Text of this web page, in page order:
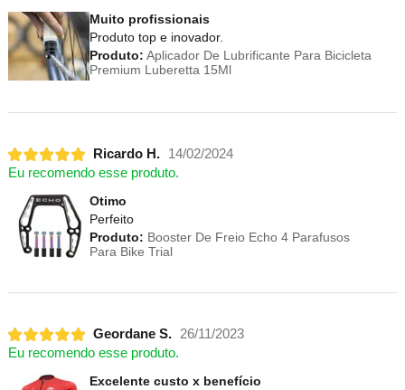
Muito profissionais
Produto top e inovador.
Produto: Aplicador De Lubrificante Para Bicicleta
Premium Luberetta 15Ml
Ricardo H.
14/02/2024
Eu recomendo esse produto.
Otimo
Perfeito
Produto: Booster De Freio Echo 4 Parafusos
Para Bike Trial
Geordane S.
26/11/2023
Eu recomendo esse produto.
Excelente custo x benefício